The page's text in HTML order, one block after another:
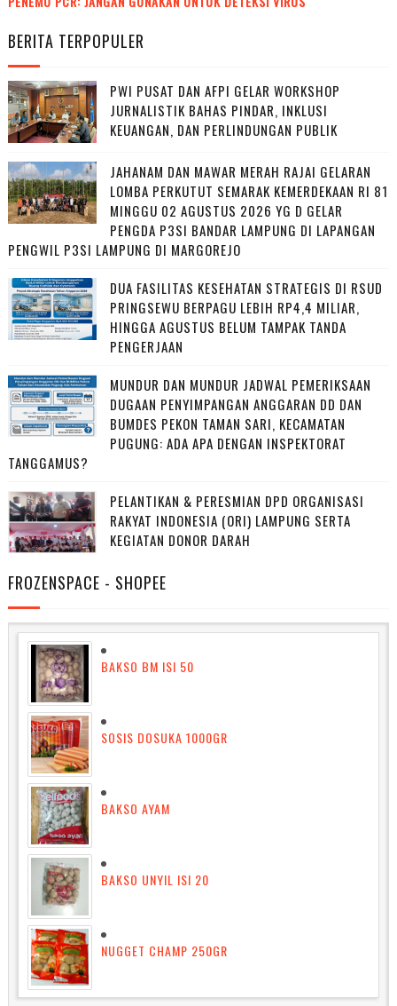
BERITA TERPOPULER
PWI PUSAT DAN AFPI GELAR WORKSHOP
JURNALISTIK BAHAS PINDAR, INKLUSI
KEUANGAN, DAN PERLINDUNGAN PUBLIK
JAHANAM DAN MAWAR MERAH RAJAI GELARAN
LOMBA PERKUTUT SEMARAK KEMERDEKAAN RI 81
MINGGU 02 AGUSTUS 2026 YG D GELAR
PENGDA P3SI BANDAR LAMPUNG DI LAPANGAN
PENGWIL P3SI LAMPUNG DI MARGOREJO
DUA FASILITAS KESEHATAN STRATEGIS DI RSUD
PRINGSEWU BERPAGU LEBIH RP4,4 MILIAR,
HINGGA AGUSTUS BELUM TAMPAK TANDA
PENGERJAAN
MUNDUR DAN MUNDUR JADWAL PEMERIKSAAN
DUGAAN PENYIMPANGAN ANGGARAN DD DAN
BUMDES PEKON TAMAN SARI, KECAMATAN
PUGUNG: ADA APA DENGAN INSPEKTORAT
TANGGAMUS?
PELANTIKAN & PERESMIAN DPD ORGANISASI
RAKYAT INDONESIA (ORI) LAMPUNG SERTA
KEGIATAN DONOR DARAH
FROZENSPACE - SHOPEE
BAKSO BM ISI 50
SOSIS DOSUKA 1000GR
BAKSO AYAM
BAKSO UNYIL ISI 20
NUGGET CHAMP 250GR